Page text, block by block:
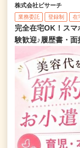
株式会社ビサーチ
業務委託 登録制 在
完全在宅OK！ス
験歓迎♪履歴書・